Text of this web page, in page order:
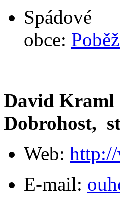
Spádové
obce:
David Kraml
Dobrohost,
Web: http://
E-mail: